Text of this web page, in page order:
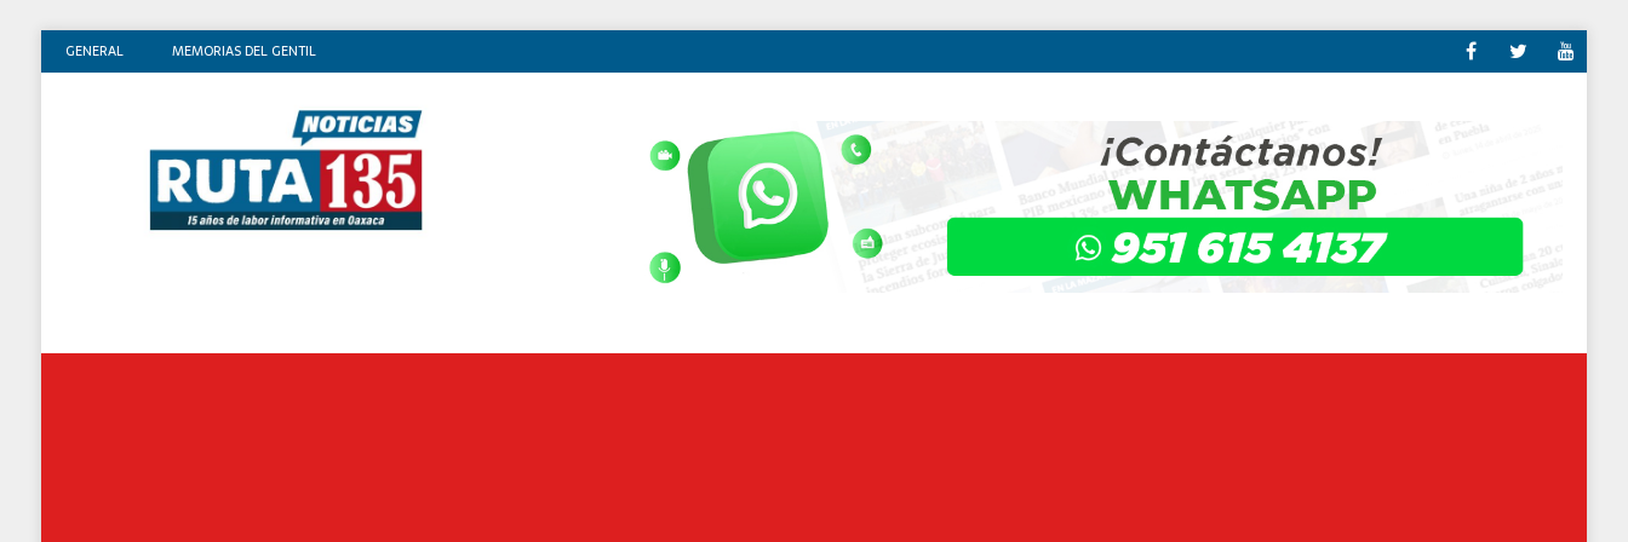
GENERAL MEMORIAS DEL GENTIL